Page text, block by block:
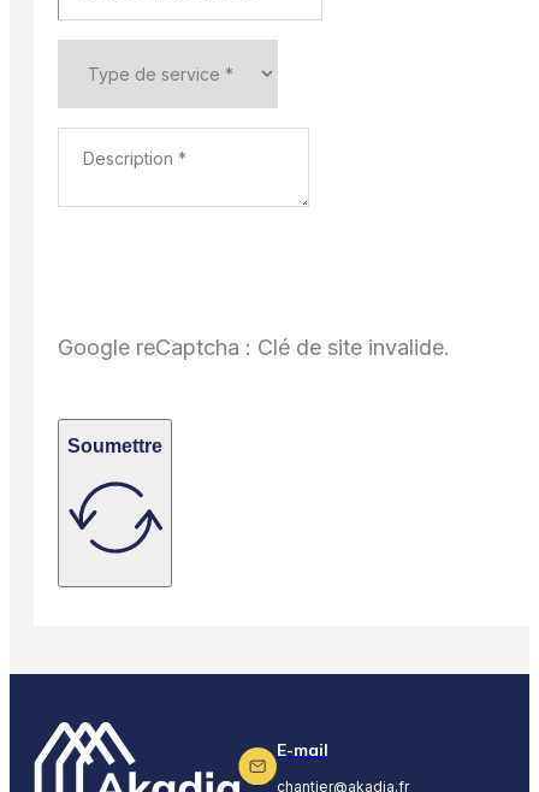
Google reCaptcha : Clé de site invalide.
Soumettre
E-mail
chantier@akadia.fr